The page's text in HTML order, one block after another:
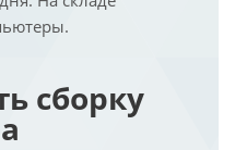
сборку